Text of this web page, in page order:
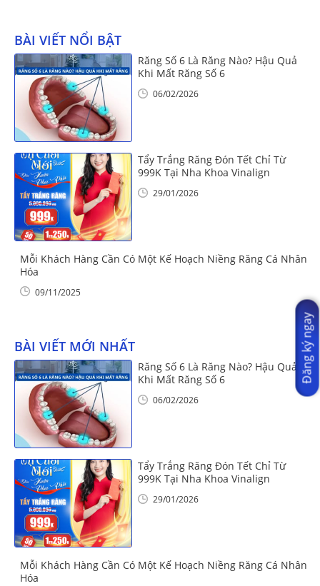
BÀI VIẾT NỔI BẬT
Răng Số 6 Là Răng Nào? Hậu Quả
Khi Mất Răng Số 6
06/02/2026
Tẩy Trắng Răng Đón Tết Chỉ Từ
999K Tại Nha Khoa Vinalign
29/01/2026
Mỗi Khách Hàng Cần Có Một Kế Hoạch Niềng Răng Cá Nhân
Hóa
09/11/2025
BÀI VIẾT MỚI NHẤT
Răng Số 6 Là Răng Nào? Hậu Quả
Khi Mất Răng Số 6
06/02/2026
Tẩy Trắng Răng Đón Tết Chỉ Từ
999K Tại Nha Khoa Vinalign
29/01/2026
Mỗi Khách Hàng Cần Có Một Kế Hoạch Niềng Răng Cá Nhân
Hóa
Đăng ký ngay